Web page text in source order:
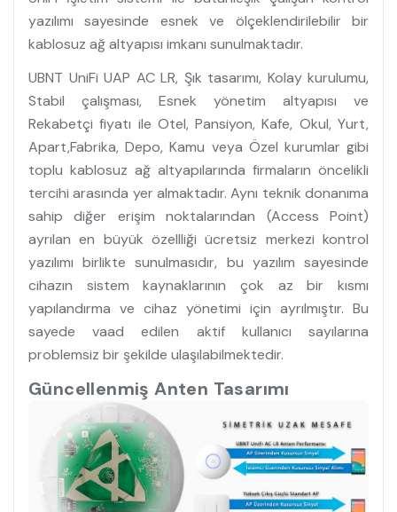
yazılımı sayesinde esnek ve ölçeklendirilebilir bir
kablosuz ağ altyapısı imkanı sunulmaktadır.
UBNT UniFi UAP AC LR, Şık tasarımı, Kolay kurulumu,
Stabil çalışması, Esnek yönetim altyapısı ve
Rekabetçi fiyatı ile Otel, Pansiyon, Kafe, Okul, Yurt,
Apart,Fabrika, Depo, Kamu veya Özel kurumlar gibi
toplu kablosuz ağ altyapılarında firmaların öncelikli
tercihi arasında yer almaktadır. Aynı teknik donanıma
sahip diğer erişim noktalarından (Access Point)
ayrılan en büyük özellliği ücretsiz merkezi kontrol
yazılımı birlikte sunulmasıdır, bu yazılım sayesinde
cihazın sistem kaynaklarının çok az bir kısmı
yapılandırma ve cihaz yönetimi için ayrılmıştır. Bu
sayede vaad edilen aktif kullanıcı sayılarına
problemsiz bir şekilde ulaşılabilmektedir.
Güncellenmiş Anten Tasarımı